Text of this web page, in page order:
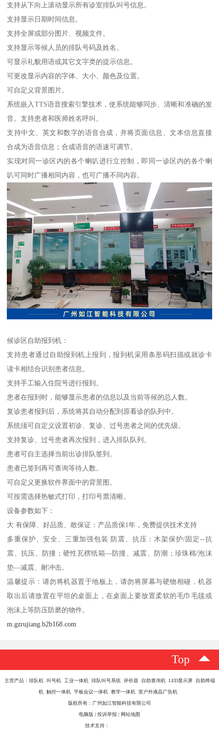
支持从下向上滚动显示所有诊室排队叫号信息。
支持显示日期时间信息。
支持全屏或部分图片、视频文件。
支持显示等候人员的排队号码及姓名。
可显示礼貌用语或其它文字类的提示信息。
可更改显示内容的字体、大小、颜色及位置。
可自定义背景图片。
系统嵌入TTS语音搜索引擎技术，使系统能够同步、清晰和准确的发
音。支持患者和医师姓名呼叫。
支持中文、英文和数字的语音合成，并将页面信息、文本信息直接
合成为语音信息；合成语音的语速可调节。
实现对同一诊区内的各个喇叭进行立控制，即同一诊区内的各个喇
叭可同时广播相同内容，也可广播不同内容。
候诊区自助报到机：
支持患者通过自助报到机上报到，报到机采用条形码扫描或就诊卡
读卡相结合识别患者信息。
支持手工输入住院号进行报到。
患者在报到时，能够显示患者的信息以及当前等候的总人数。
复诊患者报到后，系统将其自动分配到原看诊的队列中。
系统须可自定义设置初诊、复诊、过号患者之间的优先级。
支持复诊、过号患者再次报到，进入排队队列。
患者可自主选择当前出诊排队签到。
患者已签到再可查询等待人数。
可自定义更换软件界面中的背景图。
可按需选择热敏式打印，打印号票清晰。
设备参数如下：
大 有保障、好品质、敢保证：产品质保1年，免费提供技术支持
多重保护、安全、三重加强包装 防震、抗压：木架保护/固定--抗
震、抗压、防撞；硬性瓦楞纸箱—防撞、减震、防潮；珍珠棉/泡沫
垫—减震、耐冲击。
温馨提示：请勿将机器置于地板上，请勿将屏幕与硬物相碰，机器
取出后请放置在平坦的桌面上，在桌面上要放置柔软的毛巾毛毯或
泡沫上等防压防磨的物件。
m.gzrujiang.b2b168.com
Top
主营产品：排队机 叫号机 工业一体机 排队叫号系统 评价器 自助查询机 LED显示屏 自助终端
机 触控一体机 平板会议一体机 教学一体机 室户外液晶广告机
版权所有：广州如江智能科技有限公司
电脑版 | 投诉举报 | 网站地图
技术支持：